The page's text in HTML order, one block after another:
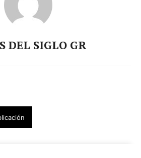
DEL SIGLO GR